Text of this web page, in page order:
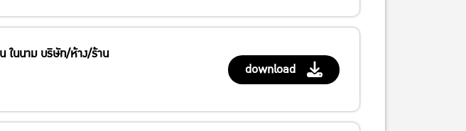
ในนาม บริษัท/ห้าง/ร้าน
download